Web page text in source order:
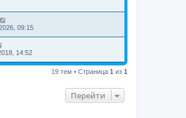
09:15
14:52
19 тем • Страница 1 из 1
Перейти